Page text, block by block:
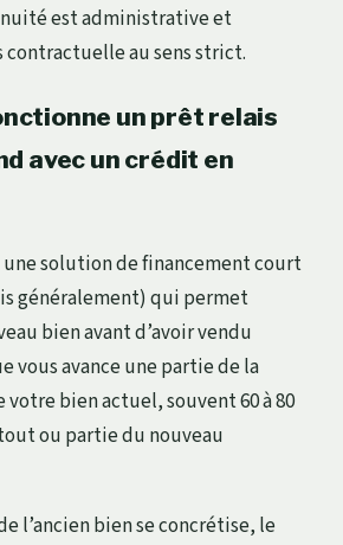
est administrative et
contractuelle au sens strict.
un prêt relais
avec un crédit en
solution de financement court
généralement) qui permet
bien avant d’avoir vendu
vous avance une partie de la
bien actuel, souvent 60 à 80
ou partie du nouveau
l’ancien bien se concrétise, le